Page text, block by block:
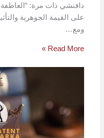
دافنشي ذات مرة: “العاطفة
على القيمة الجوهرية
ومع…
Read More »